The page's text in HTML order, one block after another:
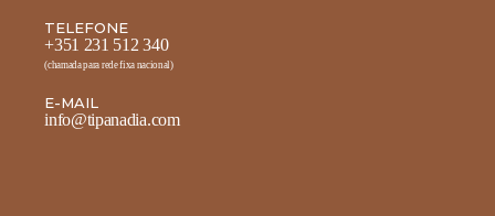
TELEFONE
+351 231 512 340
(chamada para rede fixa nacional)
E-MAIL
info@tipanadia.com